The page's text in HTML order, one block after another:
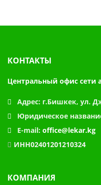
КОНТАКТЫ
Центральный офис сети
Адрес: г.Бишкек, ул.
Юридическое
E-mail: office@lekar.kg
ИНН02401201210324
КОМПАНИЯ